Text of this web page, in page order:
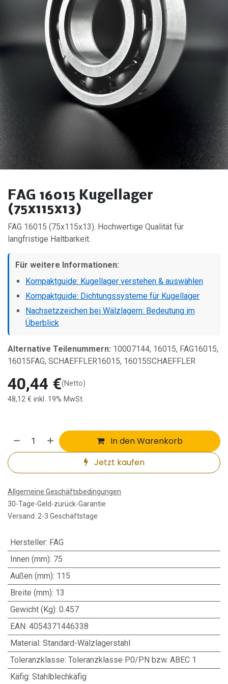
FAG 16015 Kugellager
(75x115x13)
FAG 16015 (75x115x13). Hochwertige Qualität für
langfristige Haltbarkeit.
Für weitere Informationen:
Kompaktguide: Kugellager verstehen & auswählen
Kompaktguide: Dichtungssysteme für Kugellager
Nachsetzzeichen bei Wälzlagern: Bedeutung im
Überblick
Alternative Teilenummern: 10007144, 16015, FAG16015,
16015FAG, SCHAEFFLER16015, 16015SCHAEFFLER
40,44 €(Netto)
48,12 € inkl. 19% MwSt.
In den Warenkorb
Jetzt kaufen
Allgemeine Geschäftsbedingungen
30-Tage-Geld-zurück-Garantie
Versand: 2-3 Geschäftstage
Hersteller: FAG
Innen (mm): 75
Außen (mm): 115
Breite (mm): 13
Gewicht (Kg): 0.457
EAN: 4054371446338
Material: Standard-Wälzlagerstahl
Toleranzklasse: Toleranzklasse P0/PN bzw. ABEC 1
Käfig: Stahlblechkäfig